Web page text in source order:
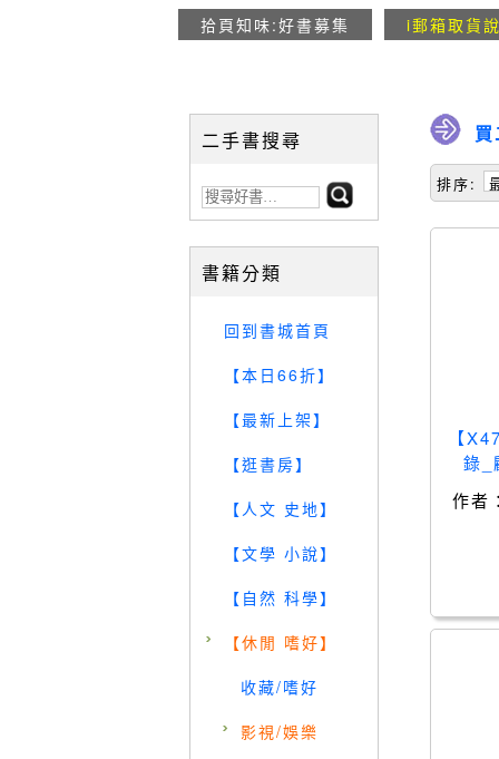
拾頁知味:好書募集 i郵箱取貨
二手書搜尋
書籍分類
回到書城首頁
【本日66折】
【最新上架】
【逛書房】
【人文 史地】
【文學 小說】
【自然 科學】
【休閒 嗜好】
收藏/嗜好
影視/娛樂
排序:
【
錄_
作者